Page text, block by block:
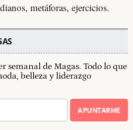
metáforas, ejercicios.
semanal de Magas. Todo lo que
belleza y liderazgo
APUNTARME